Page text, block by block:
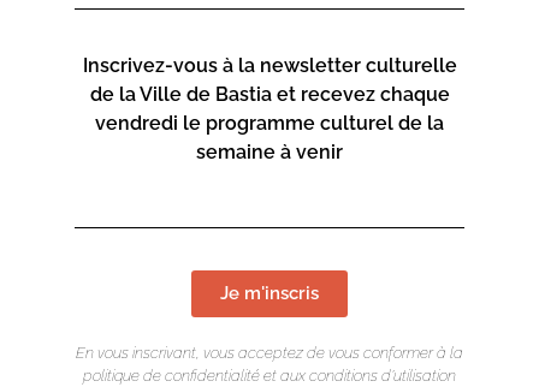
Inscrivez-vous à la newsletter culturelle
de la Ville de Bastia et recevez chaque
vendredi le programme culturel de la
semaine à venir
Je m'inscris
En vous inscrivant, vous acceptez de vous conformer à la
politique de confidentialité et aux conditions d’utilisation